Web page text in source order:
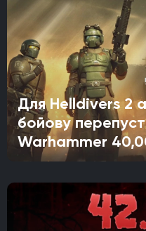
Для Helldivers 2
бойову
Warhammer